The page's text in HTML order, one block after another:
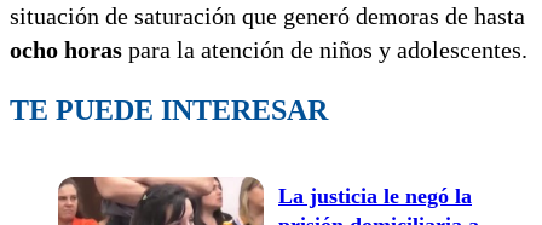
situación de saturación que generó demoras de hasta
ocho horas para la atención de niños y adolescentes.
TE PUEDE INTERESAR
La justicia le negó la